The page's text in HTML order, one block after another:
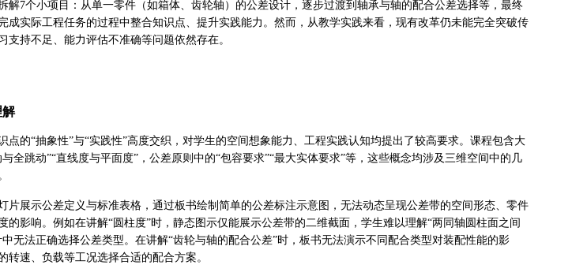
解7个小项目：从单一零件（如箱体、齿轮轴）的公差设计，逐步过渡到轴承与轴的配合公差选择等，最终
成实际工程任务的过程中整合知识点、提升实践能力。然而，从教学实践来看，现有改革仍未能完全突破传
持不足、能力评估不准确等问题依然存在。
解
点的“抽象性”与“实践性”高度交织，对学生的空间想象能力、工程实践认知均提出了较高要求。课程包含大
全跳动”“直线度与平面度”，公差原则中的“包容要求”“最大实体要求”等，这些概念均涉及三维空间中的几
片展示公差定义与标准表格，通过板书绘制简单的公差标注示意图，无法动态呈现公差带的空间形态、零件
影响。例如在讲解“圆柱度”时，静态图示仅能展示公差带的二维截面，学生难以理解“两同轴圆柱面之间
无法正确选择公差类型。在讲解“齿轮与轴的配合公差”时，板书无法演示不同配合类型对装配性能的影
速、负载等工况选择合适的配合方案。